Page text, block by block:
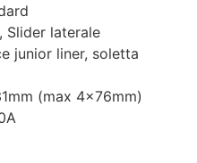
Slider laterale
junior liner, soletta
(max 4x76mm)